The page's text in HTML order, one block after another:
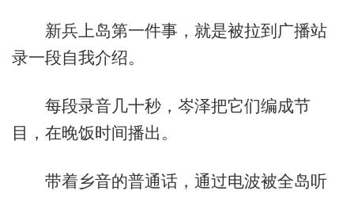
新兵上岛第一件事，就是被拉到广播站
录一段自我介绍。
每段录音几十秒，岑泽把它们编成节
目，在晚饭时间播出。
带着乡音的普通话，通过电波被全岛听